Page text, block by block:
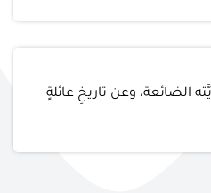
الضائعة، وعن تاريخِ عائلةٍ